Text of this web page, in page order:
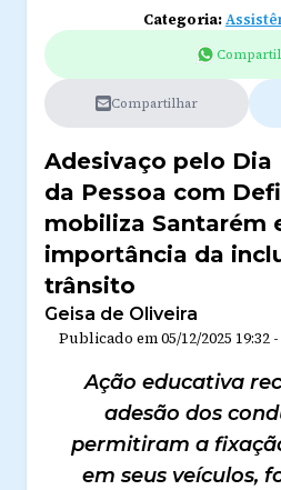
Categoria:
Compartilhar
Adesivaço pelo
da Pessoa com
mobiliza Santarém
importância da
trânsito
Geisa de Oliveira
Publicado em05/12/2025 19:32 -
Ação educativa
adesão dos
permitiram a
em seus veículos,